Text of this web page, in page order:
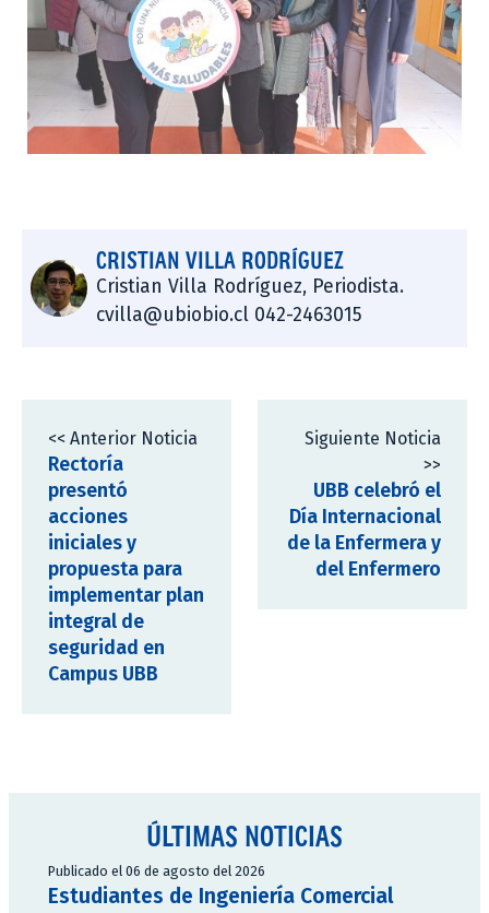
CRISTIAN VILLA RODRÍGUEZ
Cristian Villa Rodríguez, Periodista.
cvilla@ubiobio.cl 042-2463015
<< Anterior Noticia
Rectoría
presentó
acciones
iniciales y
propuesta para
implementar plan
integral de
seguridad en
Campus UBB
Siguiente Noticia
>>
UBB celebró el
Día Internacional
de la Enfermera y
del Enfermero
ÚLTIMAS NOTICIAS
Publicado el 06 de agosto del 2026
Estudiantes de Ingeniería Comercial